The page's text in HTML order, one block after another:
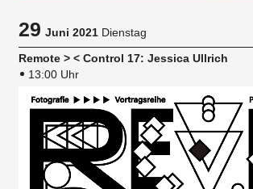
29Juni 2021 Dienstag
Remote > < Control 17: Jessica Ullrich
13:00 Uhr